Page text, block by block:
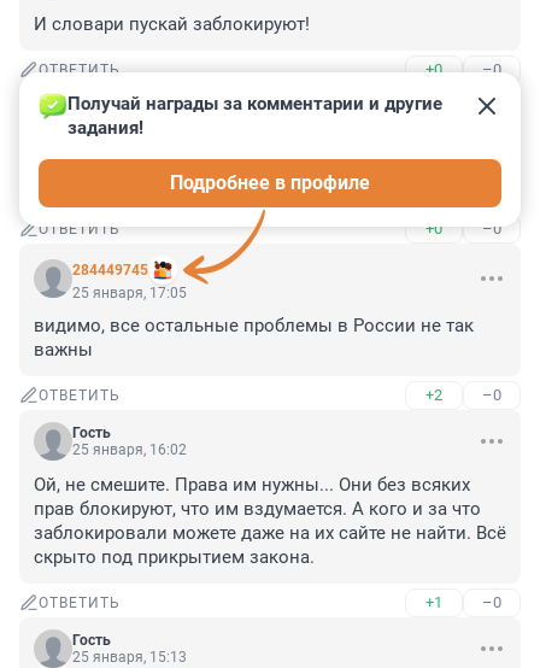
И словари пускай заблокируют!
ОТВЕТИТЬ +0 –0
Гость
26 января, 12:29
роспозор заблокал игру в которой я почти все
ОТВЕТИТЬ +0 –0
284449745
Получай награды за комментарии и другие
задания!
Подробнее в профиле
25 января, 17:05
видимо, все остальные проблемы в России не так
важны
ОТВЕТИТЬ +2 –0
Гость
25 января, 16:02
Ой, не смешите. Права им нужны... Они без всяких
прав блокируют, что им вздумается. А кого и за что
заблокировали можете даже на их сайте не найти. Всё
скрыто под прикрытием закона.
ОТВЕТИТЬ +1 –0
Гость
25 января, 15:13